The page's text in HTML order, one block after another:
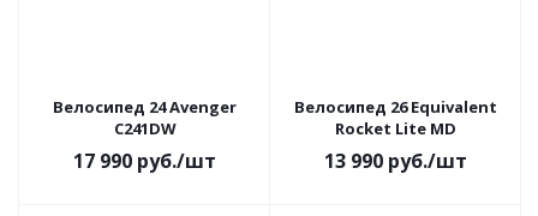
Велосипед 24 Avenger
C241DW
17 990 руб./шт
Велосипед 26 Equivalent
Rocket Lite MD
13 990 руб./шт